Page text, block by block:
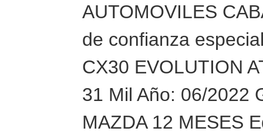
AUTOMOVILES
de confianza
CX30 EVOLUTION
31 Mil Año: 06/2022
MAZDA 12 MESES